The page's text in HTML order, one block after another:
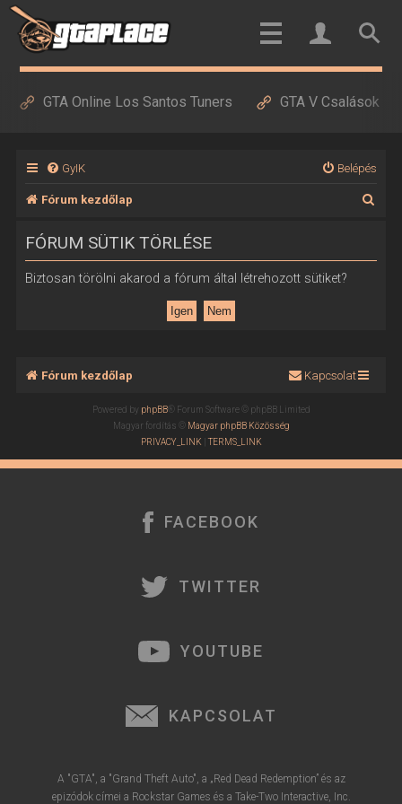
GTA Online Los Santos Tuners GTA V Csalások
GyIK Belépés
Fórum kezdőlap
FÓRUM SÜTIK TÖRLÉSE
Biztosan törölni akarod a fórum által létrehozott sütiket?
Fórum kezdőlap Kapcsolat
Powered by phpBB® Forum Software © phpBB Limited
Magyar fordítás © Magyar phpBB Közösség
PRIVACY_LINK |TERMS_LINK
FACEBOOK
TWITTER
YOUTUBE
KAPCSOLAT
A "GTA", a "Grand Theft Auto", a „Red Dead Redemption” és az
epizódok címei a Rockstar Games és a Take-Two Interactive, Inc.